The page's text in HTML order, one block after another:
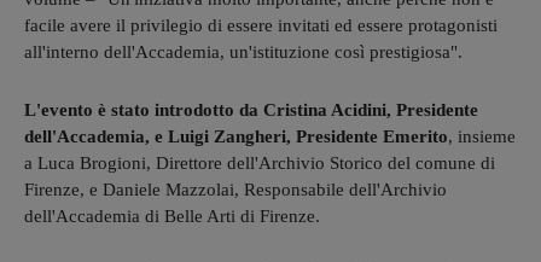
facile avere il privilegio di essere invitati ed essere protagonisti
all'interno dell'Accademia, un'istituzione così prestigiosa".
L'evento è stato introdotto da Cristina Acidini, Presidente
dell'Accademia, e Luigi Zangheri, Presidente Emerito, insieme
a Luca Brogioni, Direttore dell'Archivio Storico del comune di
Firenze, e Daniele Mazzolai, Responsabile dell'Archivio
dell'Accademia di Belle Arti di Firenze.